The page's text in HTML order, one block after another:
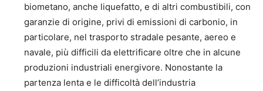
biometano, anche liquefatto, e di altri combustibili, con
garanzie di origine, privi di emissioni di carbonio, in
particolare, nel trasporto stradale pesante, aereo e
navale, più difficili da elettrificare oltre che in alcune
produzioni industriali energivore. Nonostante la
partenza lenta e le difficoltà dell’industria